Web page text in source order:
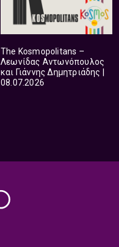
The Kosmopolitans –
Λεωνίδας Αντωνόπουλος
και Γιάννης Δημητριάδης |
08.07.2026